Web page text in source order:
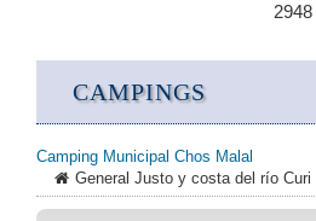
CAMPINGS
Camping Municipal Chos Malal
General Justo y costa del río Curi